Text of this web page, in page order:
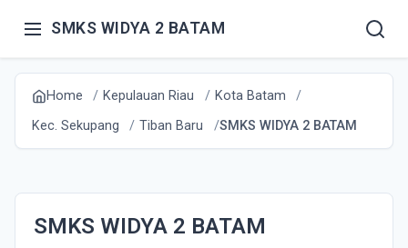
SMKS WIDYA 2 BATAM
Home Kepulauan Riau
Kota Batam
Kec. Sekupang
Tiban Baru SMKS WIDYA 2 BATAM
SMKS WIDYA 2 BATAM